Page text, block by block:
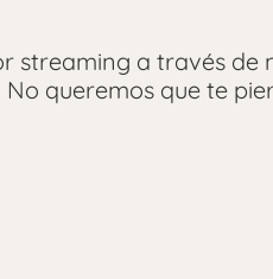
streaming a través de
queremos que te